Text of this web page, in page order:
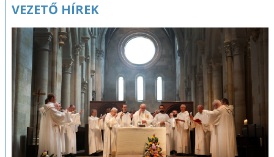
VEZETŐ HÍREK